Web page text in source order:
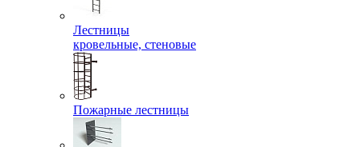
Лестницы
кровельные, стеновые
Пожарные лестницы